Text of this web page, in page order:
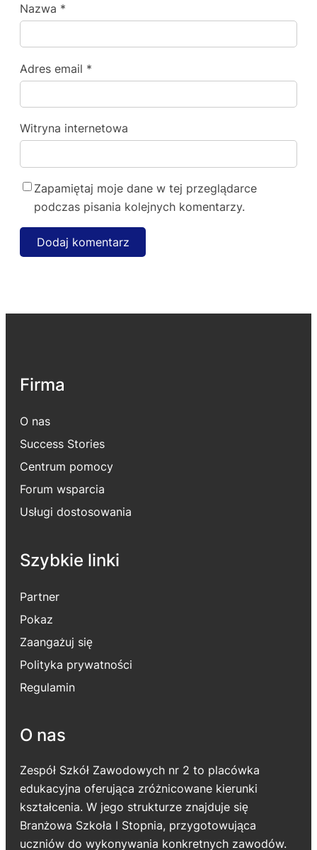
Nazwa *
Adres email *
Witryna internetowa
Zapamiętaj moje dane w tej przeglądarce
podczas pisania kolejnych komentarzy.
Firma
O nas
Success Stories
Centrum pomocy
Forum wsparcia
Usługi dostosowania
Szybkie linki
Partner
Pokaz
Zaangażuj się
Polityka prywatności
Regulamin
O nas
Zespół Szkół Zawodowych nr 2 to placówka
edukacyjna oferująca zróżnicowane kierunki
kształcenia. W jego strukturze znajduje się
Branżowa Szkoła I Stopnia, przygotowująca
uczniów do wykonywania konkretnych zawodów.